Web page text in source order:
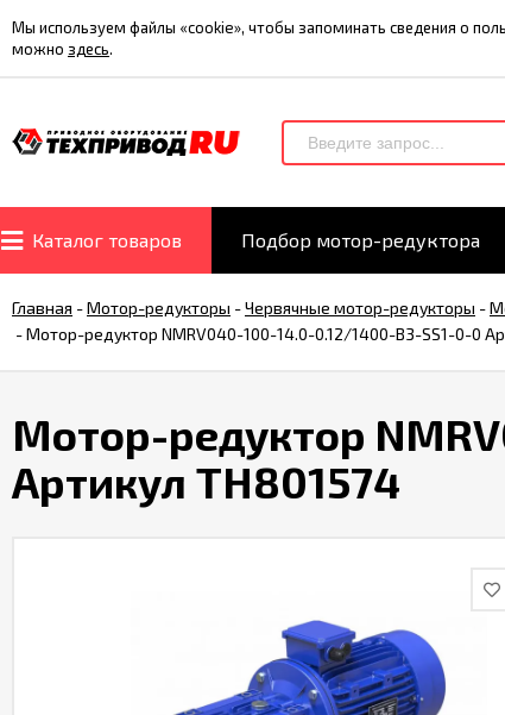
Мы используем файлы «cookie», чтобы запоминать сведения о
можно здесь.
Каталог товаров Подбор мотор-редуктора
Главная -Мотор-редукторы -Червячные мотор-редукторы -
-Мотор-редуктор NMRV040-100-14.0-0.12/1400-B3-SS1-0-0
Мотор-редуктор
Артикул TH801574